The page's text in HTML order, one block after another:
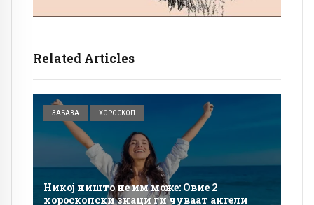
Related Articles
ЗАБАВА ХОРОСКОП
Никој ништо не им може: Овие 2
хороскопски знаци ги чуваат ангели